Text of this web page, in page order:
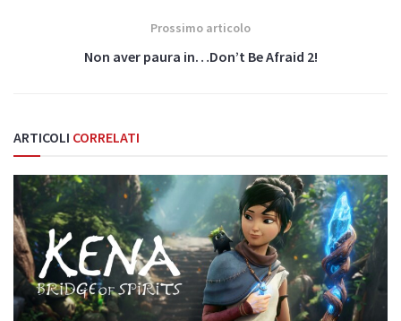
Prossimo articolo
Non aver paura in…Don’t Be Afraid 2!
ARTICOLI CORRELATI